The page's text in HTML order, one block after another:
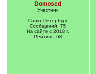
Domosed
Участник
Санкт-Петербург
Сообщений: 75
На сайте с 2018 г.
Рейтинг: 68